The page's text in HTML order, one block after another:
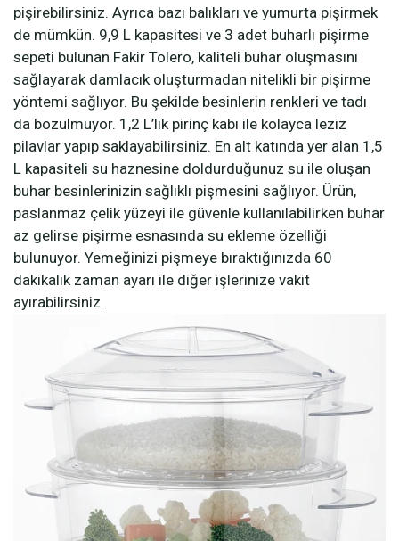
pişirebilirsiniz. Ayrıca bazı balıkları ve yumurta pişirmek
de mümkün. 9,9 L kapasitesi ve 3 adet buharlı pişirme
sepeti bulunan Fakir Tolero, kaliteli buhar oluşmasını
sağlayarak damlacık oluşturmadan nitelikli bir pişirme
yöntemi sağlıyor. Bu şekilde besinlerin renkleri ve tadı
da bozulmuyor. 1,2 L’lik pirinç kabı ile kolayca leziz
pilavlar yapıp saklayabilirsiniz. En alt katında yer alan 1,5
L kapasiteli su haznesine doldurduğunuz su ile oluşan
buhar besinlerinizin sağlıklı pişmesini sağlıyor. Ürün,
paslanmaz çelik yüzeyi ile güvenle kullanılabilirken buhar
az gelirse pişirme esnasında su ekleme özelliği
bulunuyor. Yemeğinizi pişmeye bıraktığınızda 60
dakikalık zaman ayarı ile diğer işlerinize vakit
ayırabilirsiniz.